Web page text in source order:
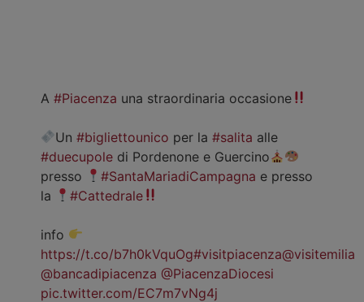
A #Piacenza una straordinaria occasione
Un#bigliettounico per la#salita alle
#duecupole di Pordenone e Guercino
presso
#SantaMariadiCampagna e presso
la
#Cattedrale
info
https://t.co/b7h0kVquOg#visitpiacenza@visitemilia
@bancadipiacenza @PiacenzaDiocesi
pic.twitter.com/EC7m7vNg4j